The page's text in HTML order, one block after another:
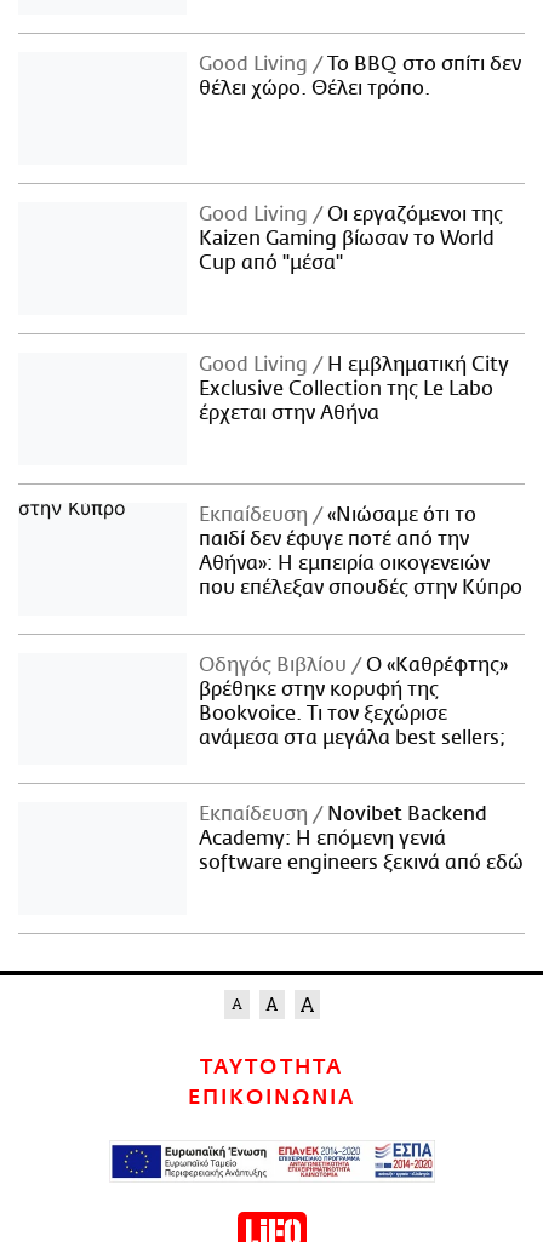
Good Living
Το BBQ στο σπίτι δεν
θέλει χώρο. Θέλει τρόπο.
Good Living
Οι εργαζόμενοι της
Kaizen Gaming βίωσαν το World
Cup από "μέσα"
Good Living
Η εμβληματική City
Exclusive Collection της Le Labo
έρχεται στην Αθήνα
Εκπαίδευση
«Νιώσαμε ότι το
παιδί δεν έφυγε ποτέ από την
Αθήνα»: Η εμπειρία οικογενειών
που επέλεξαν σπουδές στην Κύπρο
Οδηγός Βιβλίου
Ο «Καθρέφτης»
βρέθηκε στην κορυφή της
Bookvoice. Τι τον ξεχώρισε
ανάμεσα στα μεγάλα best sellers;
Εκπαίδευση
Novibet Backend
Academy: Η επόμενη γενιά
software engineers ξεκινά από εδώ
ΤΑΥΤΟΤΗΤΑ
ΕΠΙΚΟΙΝΩΝΙΑ